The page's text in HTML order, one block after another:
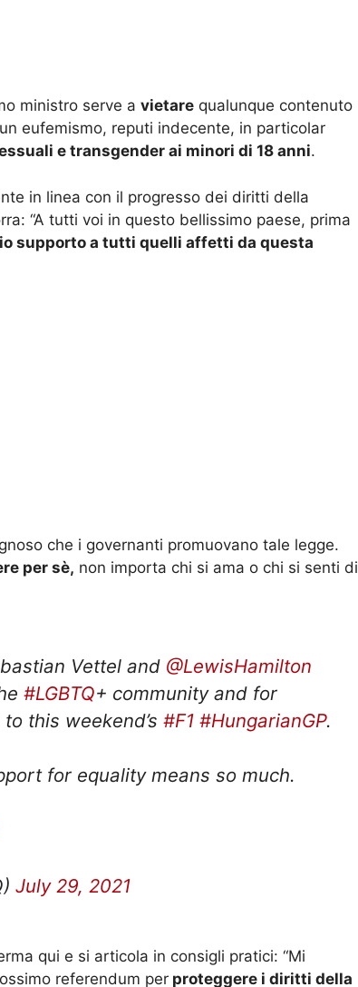
ministro serve a vietare qualunque contenuto
eufemismo, reputi indecente, in particolar
e transgender ai minori di 18 anni.
in linea con il progresso dei diritti della
“A tutti voi in questo bellissimo paese, prima
supporto a tutti quelli affetti da questa
che i governanti promuovano tale legge.
per sè, non importa chi si ama o chi si senti di
Vettel and @LewisHamilton
#LGBTQ + community and for
this weekend’s #F1 #HungarianGP.
for equality means so much.
July 29, 2021
qui e si articola in consigli pratici: “Mi
referendum per
proteggere i diritti della